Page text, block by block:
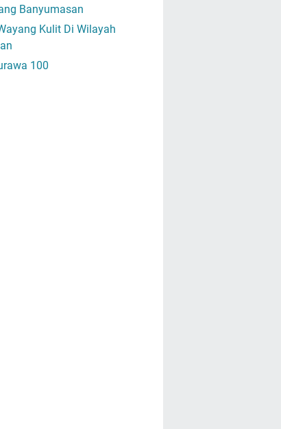
Banyumasan
Kulit Di Wilayah
100